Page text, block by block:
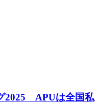
2025 APUは全国私